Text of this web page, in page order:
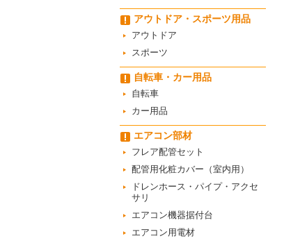
アウトドア・スポーツ用品
アウトドア
スポーツ
自転車・カー用品
自転車
カー用品
エアコン部材
フレア配管セット
配管用化粧カバー（室内用）
ドレンホース・パイプ・アクセ
サリ
エアコン機器据付台
エアコン用電材